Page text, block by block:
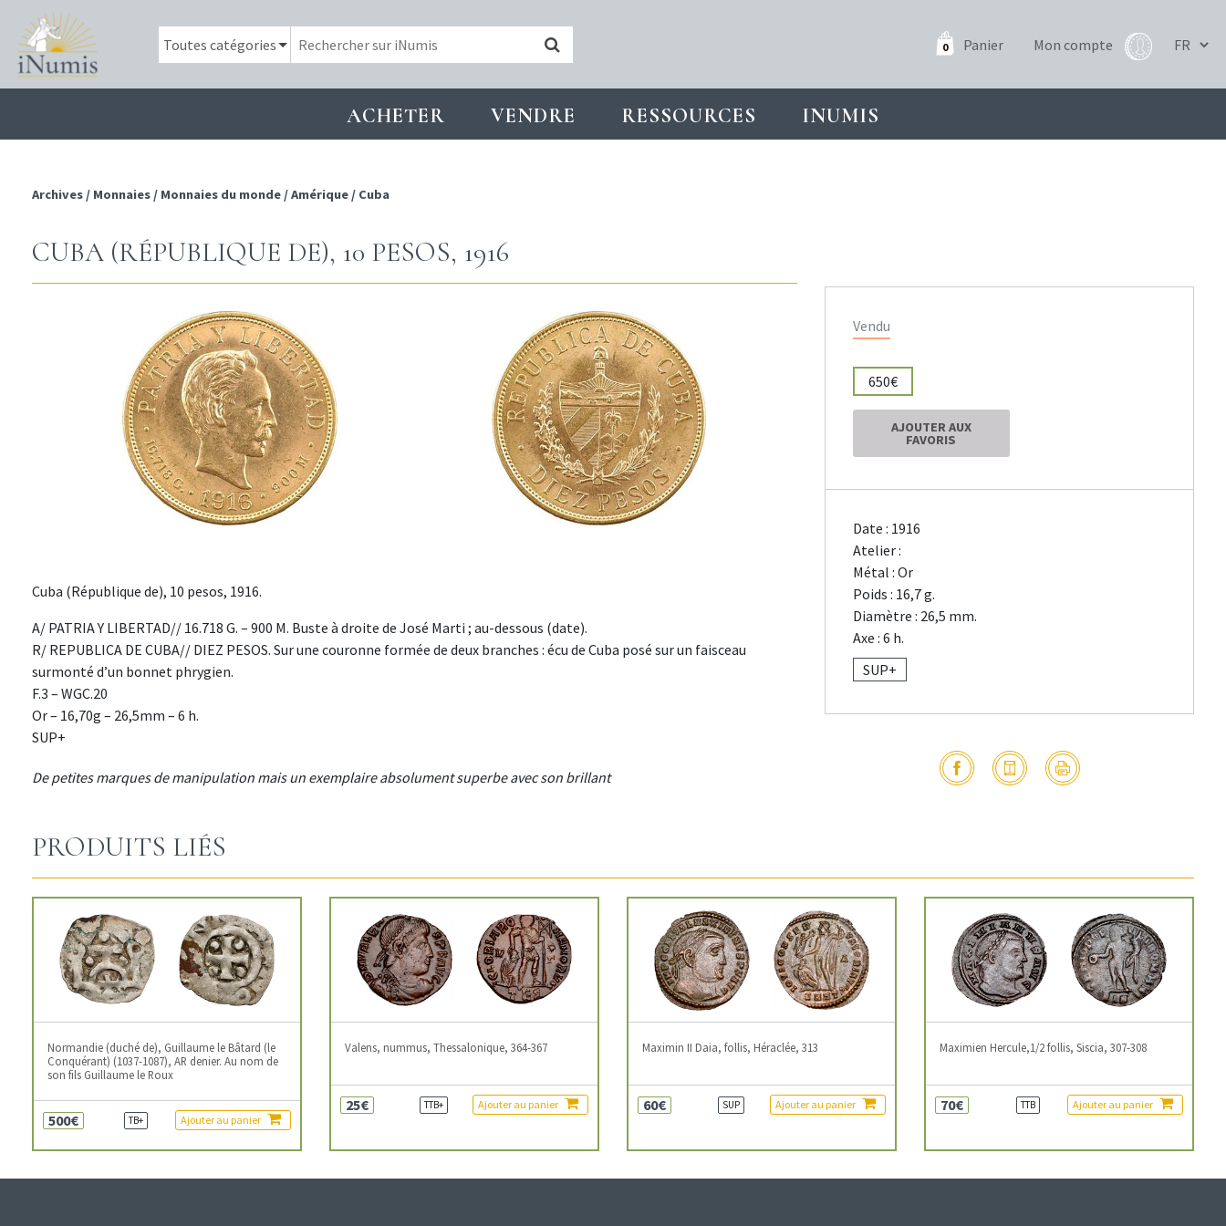
0 Panier Mon compte
ACHETER VENDRE RESSOURCES INUMIS
Archives / Monnaies / Monnaies du monde /Amérique / Cuba
CUBA (RÉPUBLIQUE DE), 10 PESOS, 1916
Cuba (République de), 10 pesos, 1916.
A/ PATRIA Y LIBERTAD// 16.718 G. – 900 M. Buste à droite de José Marti ; au-dessous (date).
R/ REPUBLICA DE CUBA// DIEZ PESOS. Sur une couronne formée de deux branches : écu de Cuba posé sur un faisceau
surmonté d’un bonnet phrygien.
F.3 – WGC.20
Or – 16,70g – 26,5mm – 6 h.
SUP+
De petites marques de manipulation mais un exemplaire absolument superbe avec son brillant
Vendu
650€
AJOUTER AUX
FAVORIS
Date : 1916
Atelier :
Métal : Or
Poids : 16,7 g.
Diamètre : 26,5 mm.
Axe : 6 h.
SUP+
PRODUITS LIÉS
Normandie (duché de), Guillaume le Bâtard (le
Conquérant) (1037-1087), AR denier. Au nom de
son fils Guillaume le Roux
500€ TB+ Ajouter au panier
Valens, nummus, Thessalonique, 364-367
25€ TTB+ Ajouter au panier
Maximin II Daia, follis, Héraclée, 313
60€ SUP Ajouter au panier
Maximien Hercule,1/2 follis, Siscia, 307-308
70€ TTB Ajouter au panier